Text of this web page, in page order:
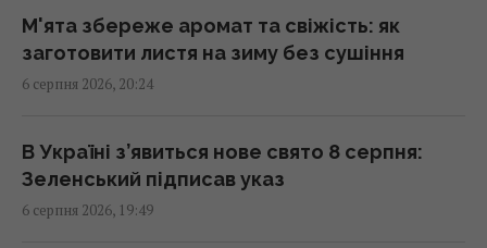
18:57 четвер, 06 серпня 2026
Захід проігнорував прохання Києва про
18:56 четвер, 06 серпня 2026
Зустріч із "відьмою" змінила все: зірка 2000-
М'ята збереже аромат та свіжість: як
заготовити листя на зиму без сушіння
6 серпня 2026, 20:24
В Україні з’явиться нове свято 8 серпня:
Зеленський підписав указ
6 серпня 2026, 19:49